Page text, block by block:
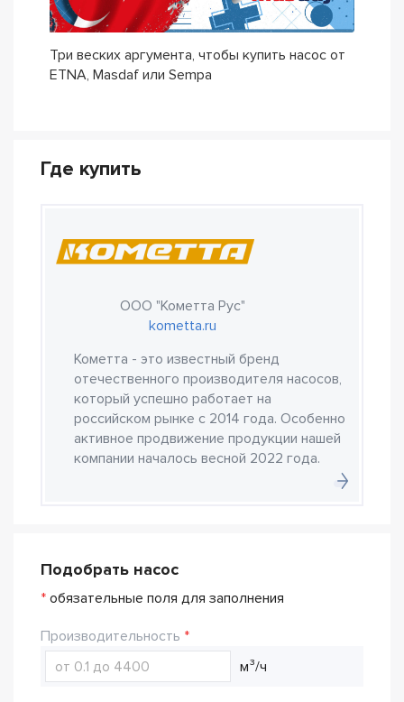
Три веских аргумента, чтобы купить насос от
ETNA, Masdaf или Sempa
Где купить
ООО "Кометта Рус"
kometta.ru
Кометта - это известный бренд
отечественного производителя насосов,
который успешно работает на
российском рынке с 2014 года. Особенно
активное продвижение продукции нашей
компании началось весной 2022 года.
Подобрать насос
* обязательные поля для заполнения
Производительность
м³/ч